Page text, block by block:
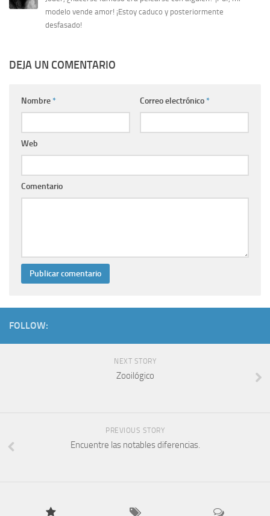
modelo vende amor! ¡Estoy caduco y posteriormente
desfasado!
DEJA UN COMENTARIO
Nombre* Correo electrónico*
Web
Comentario
FOLLOW:
NEXT STORY
Zooilógico
PREVIOUS STORY
Encuentre las notables diferencias.